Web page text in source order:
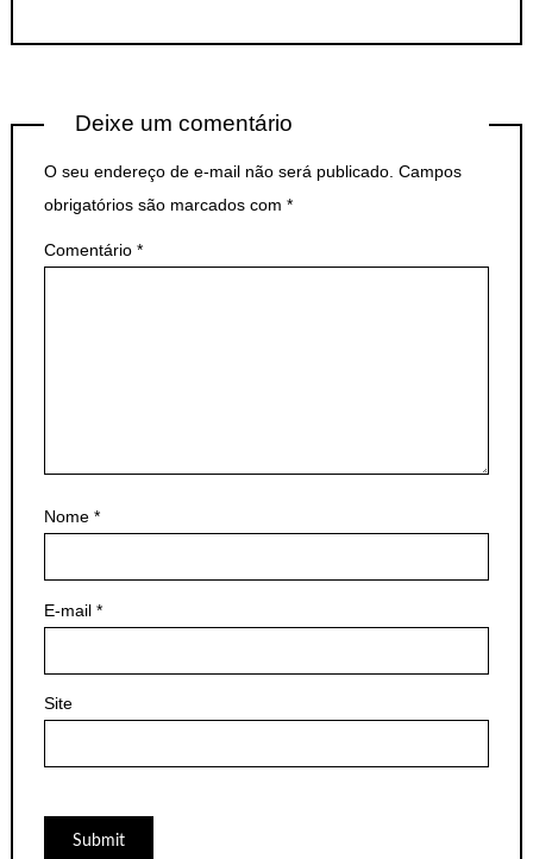
Deixe um comentário
O seu endereço de e-mail não será publicado. Campos
obrigatórios são marcados com *
Comentário *
Nome *
E-mail *
Site